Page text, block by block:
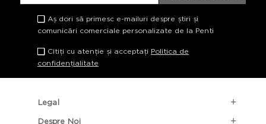
Aș dori să primesc e-mailuri despre știri și
comunicări comerciale personalizate de la Penti
Citiți cu atenție și acceptați Politica de
confidențialitate
Legal
Despre Noi